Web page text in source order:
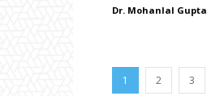
Dr. Mohanlal Gupta
1 2 3